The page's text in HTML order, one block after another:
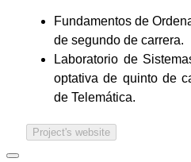
Fundamentos de
de segundo de carrera.
Laboratorio de
optativa de quinto de
de Telemática.
Project's website